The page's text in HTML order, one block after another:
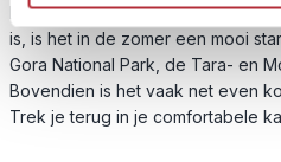
barretjes en cafés. Waar dit
is, is het in de zomer een mooi
Gora National Park, de Tara- en
Bovendien is het vaak net even
Trek je terug in je comfortabele